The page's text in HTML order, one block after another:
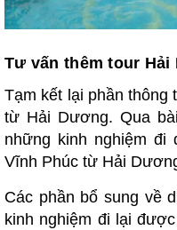
Tư vấn thêm tour Hải
Tạm kết lại phần
từ Hải Dương. Qua
những kinh nghiệm đi
Vĩnh Phúc từ Hải
Các phần bổ sung về
kinh nghiệm đi lại